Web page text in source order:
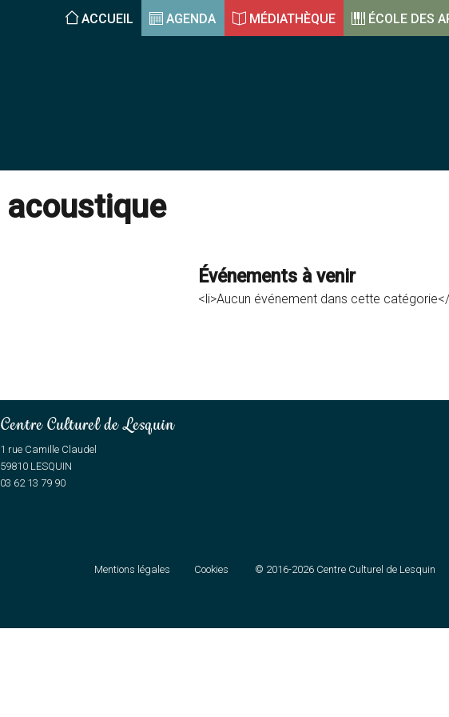
ACCUEIL AGENDA MÉDIATHÈQUE ÉCOLE DES
acoustique
Événements à venir
<li>Aucun événement dans cette
Centre Culturel de Lesquin
1 rue Camille Claudel
59810 LESQUIN
03 62 13 79 90
Mentions légales Cookies © 2016-2026 Centre Culturel de Lesquin